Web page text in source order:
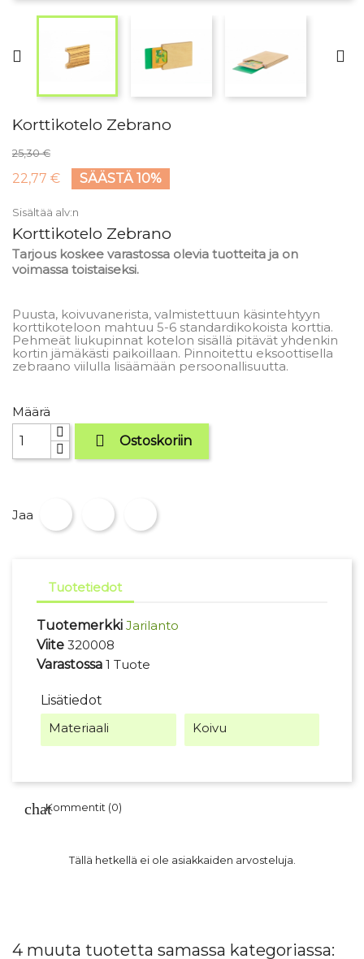
 
Korttikotelo Zebrano
25,30 €
22,77 € SÄÄSTÄ 10%
Sisältää alv:n
Korttikotelo Zebrano
Tarjous koskee varastossa olevia tuotteita ja on
voimassa toistaiseksi.
Puusta, koivuvanerista, valmistettuun käsintehtyyn
korttikoteloon mahtuu 5-6 standardikokoista korttia.
Pehmeät liukupinnat kotelon sisällä pitävät yhdenkin
kortin jämäkästi paikoillaan. Pinnoitettu eksoottisella
zebraano viilulla lisäämään persoonallisuutta.
Määrä
 Ostoskoriin
Jaa
Tuotetiedot
Tuotemerkki Jarilanto
Viite 320008
Varastossa 1 Tuote
Lisätiedot
Materiaali
Koivu
Kommentit (0)
Tällä hetkellä ei ole asiakkaiden arvosteluja.
4 muuta tuotetta samassa kategoriassa: